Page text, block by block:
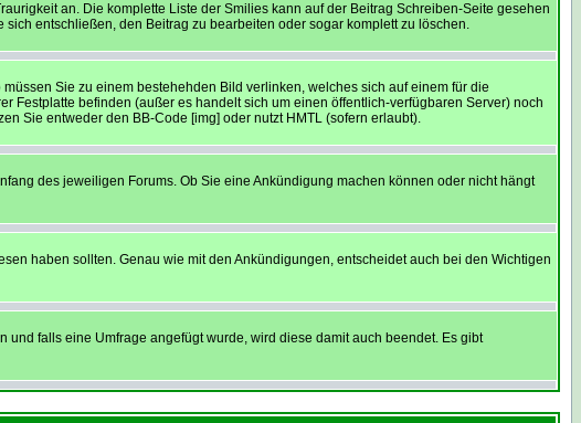
an. Die komplette Liste der Smilies kann auf der Beitrag Schreiben-Seite gesehen
entschließen, den Beitrag zu bearbeiten oder sogar komplett zu löschen.
Sie zu einem bestehehden Bild verlinken, welches sich auf einem für die
Festplatte befinden (außer es handelt sich um einen öffentlich-verfügbaren Server) noch
Sie entweder den BB-Code [img] oder nutzt HMTL (sofern erlaubt).
des jeweiligen Forums. Ob Sie eine Ankündigung machen können oder nicht hängt
haben sollten. Genau wie mit den Ankündigungen, entscheidet auch bei den Wichtigen
falls eine Umfrage angefügt wurde, wird diese damit auch beendet. Es gibt